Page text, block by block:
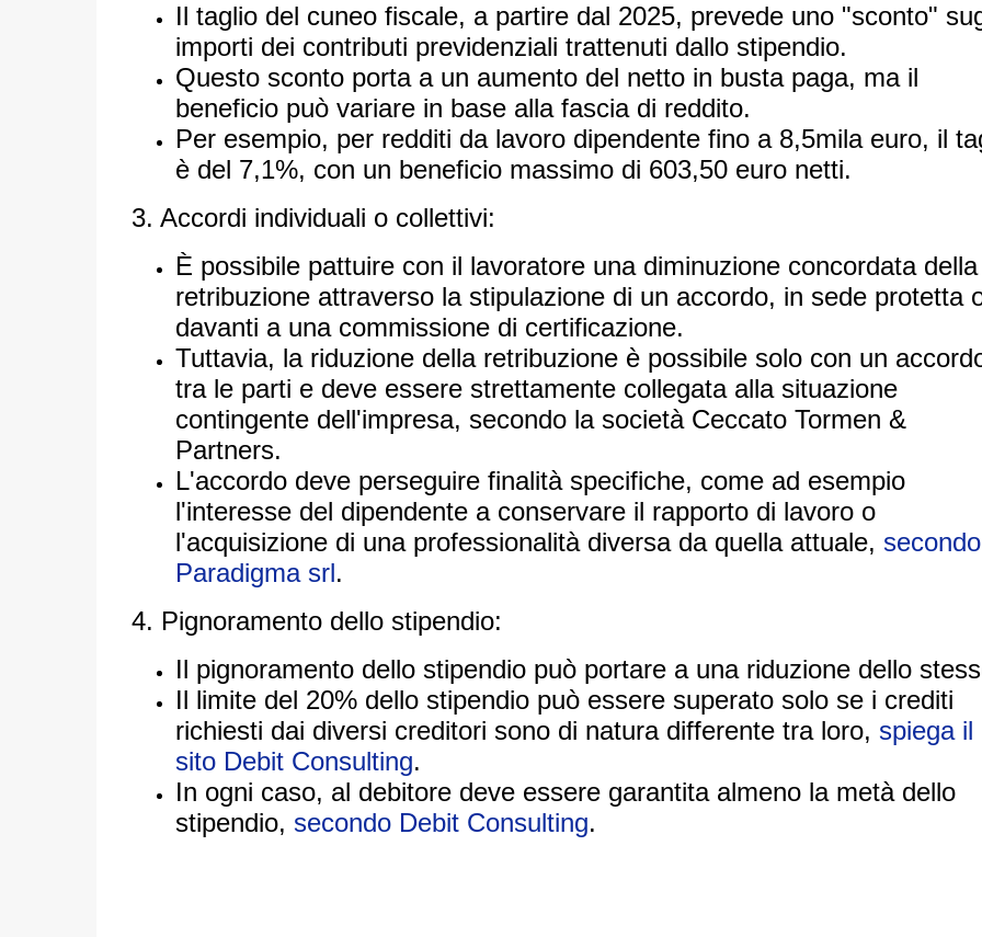
Il taglio del cuneo fiscale, a partire dal 2025, prevede uno "sconto"
importi dei contributi previdenziali trattenuti dallo stipendio.
Questo sconto porta a un aumento del netto in busta paga, ma il
beneficio può variare in base alla fascia di reddito.
Per esempio, per redditi da lavoro dipendente fino a 8,5mila euro, il
è del 7,1%, con un beneficio massimo di 603,50 euro netti.
3. Accordi individuali o collettivi:
È possibile pattuire con il lavoratore una diminuzione concordata della
retribuzione attraverso la stipulazione di un accordo, in sede protetta
davanti a una commissione di certificazione.
Tuttavia, la riduzione della retribuzione è possibile solo con un
tra le parti e deve essere strettamente collegata alla situazione
contingente dell'impresa, secondo la società Ceccato Tormen &
Partners.
L'accordo deve perseguire finalità specifiche, come ad esempio
l'interesse del dipendente a conservare il rapporto di lavoro o
l'acquisizione di una professionalità diversa da quella attuale, secondo
Paradigma srl.
4. Pignoramento dello stipendio:
Il pignoramento dello stipendio può portare a una riduzione dello
Il limite del 20% dello stipendio può essere superato solo se i crediti
richiesti dai diversi creditori sono di natura differente tra loro, spiega il
sito Debit Consulting.
In ogni caso, al debitore deve essere garantita almeno la metà dello
stipendio, secondo Debit Consulting.